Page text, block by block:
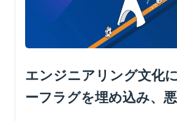
エンジニアリング文化
ーフラグを埋め込み、